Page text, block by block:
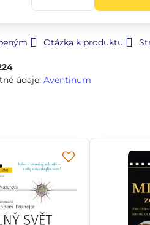
Otázka k produktu
údaje: Aventinum